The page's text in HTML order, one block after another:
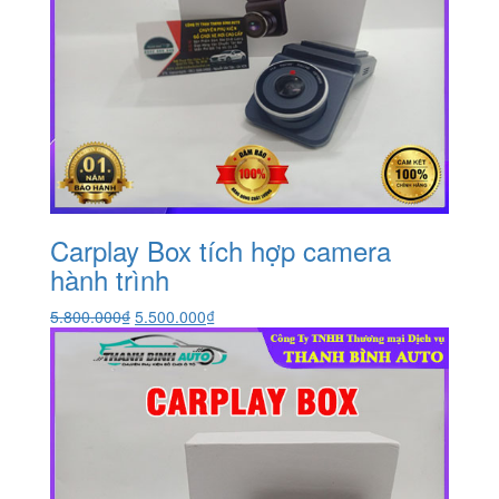
Carplay Box tích hợp camera
hành trình
5.800.000₫ Giá
gốc
là:
5.800.000₫.
5.500.000₫Giá
hiện
tại
là:
5.500.000₫.